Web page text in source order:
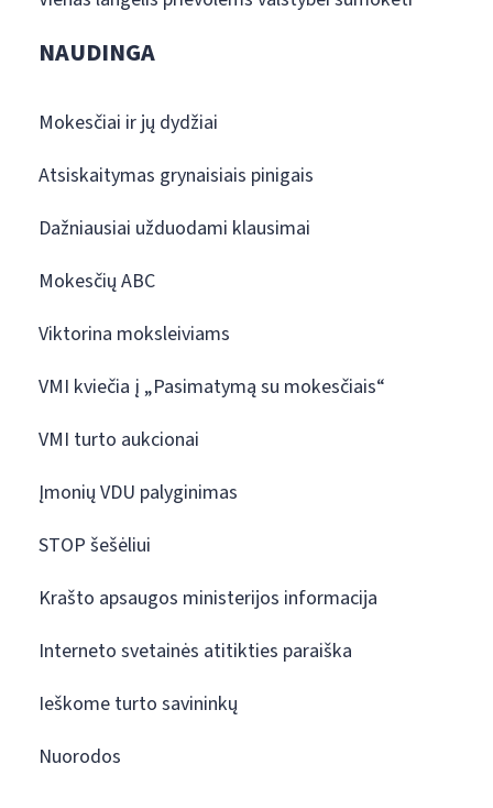
NAUDINGA
Mokesčiai ir jų dydžiai
Atsiskaitymas grynaisiais pinigais
Dažniausiai užduodami klausimai
Mokesčių ABC
Viktorina moksleiviams
VMI kviečia į „Pasimatymą su mokesčiais“
VMI turto aukcionai
Įmonių VDU palyginimas
STOP šešėliui
Krašto apsaugos ministerijos informacija
Interneto svetainės atitikties paraiška
Ieškome turto savininkų
Nuorodos